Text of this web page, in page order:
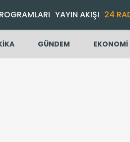
YAYIN AKIŞI 24
GÜNDEM EKONOMİ